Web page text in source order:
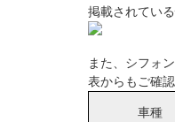
掲載されてい
また、シフォ
表からもご確
車種